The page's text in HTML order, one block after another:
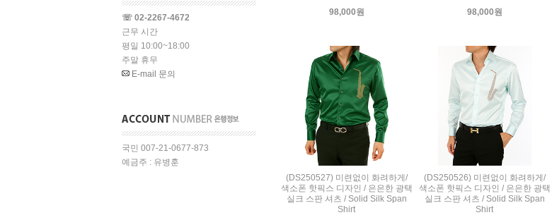
☏ 02-2267-4672
근무 시간
평일 10:00~18:00
주말 휴무
E-mail 문의
국민 007-21-0677-873
예금주 : 유병훈
98,000원
98,000원
(DS250527) 미련없이 화려하게/
색소폰 핫픽스 디자인 / 은은한 광택
실크 스판 셔츠 / Solid Silk Span
Shirt
(DS250526) 미련없이 화려하게/
색소폰 핫픽스 디자인 / 은은한 광택
실크 스판 셔츠 / Solid Silk Span
Shirt